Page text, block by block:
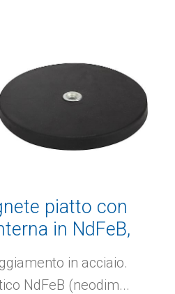
piatto con
in NdFeB,
protettivo di
in acciaio.
NdFeB (neodim...